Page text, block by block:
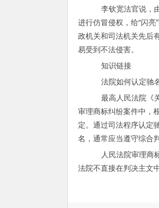
李钦宽法官说，
进行仿冒侵权，给“闪
政机关和司法机关先后
易受到不法侵害。
知识链接
法院如何认定驰
最高人民法院《
审理商标纠纷案件中，
定。通过司法程序认定
名，通常应当遵守综合
人民法院审理商
法院不直接在判决主文